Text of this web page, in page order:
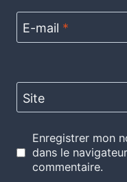
E-mail *
Site
Enregistrer mon
dans le
commentaire.